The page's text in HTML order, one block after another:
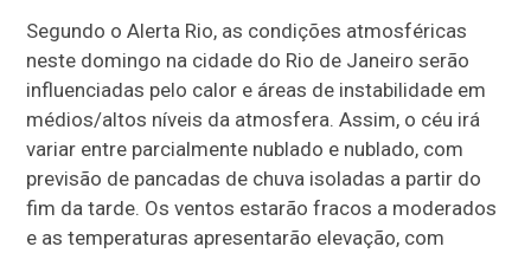
Segundo o Alerta Rio, as condições atmosféricas
neste domingo na cidade do Rio de Janeiro serão
influenciadas pelo calor e áreas de instabilidade em
médios/altos níveis da atmosfera. Assim, o céu irá
variar entre parcialmente nublado e nublado, com
previsão de pancadas de chuva isoladas a partir do
fim da tarde. Os ventos estarão fracos a moderados
e as temperaturas apresentarão elevação, com